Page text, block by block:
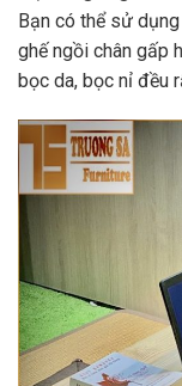
Bạn có thể sử dụng
ghế ngồi chân gấp
bọc da, bọc nỉ đều